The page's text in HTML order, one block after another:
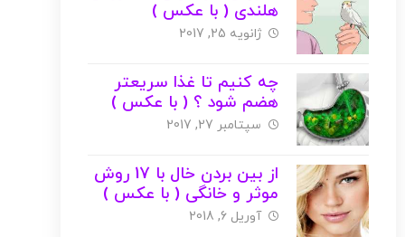
هلندی ( با عکس )
ژانویه 25, 2017
چه کنیم تا غذا سریعتر
هضم شود ؟ ( با عکس )
سپتامبر 27, 2017
از بین بردن خال با 17 روش
موثر و خانگی ( با عکس )
آوریل 6, 2018